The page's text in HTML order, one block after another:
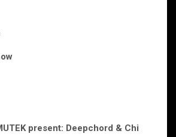
present: Deepchord & Chi